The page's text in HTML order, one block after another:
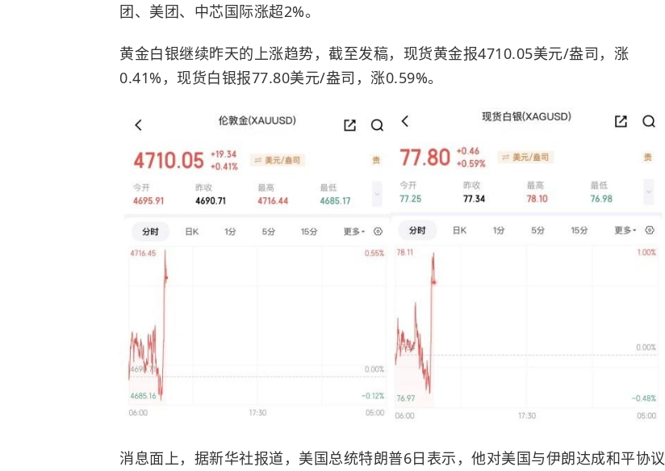
团、美团、中芯国际涨超2%。
黄金白银继续昨天的上涨趋势，截至发稿，现货黄金报4710.05美元/盎司，涨
0.41%，现货白银报77.80美元/盎司，涨0.59%。
消息面上，据新华社报道，美国总统特朗普6日表示，他对美国与伊朗达成和平协议